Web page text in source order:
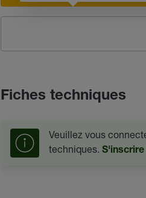
Fiches techniques
Veuillez vous
techniques.